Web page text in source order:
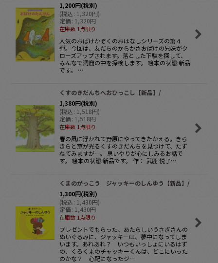
1,200円(税別)
(税込: 1,320円)
定価: 1,320円
在庫数 1点限り
人気のおばけかぞくのおはなしシリーズの第４
弾。今回は、友だちのからかさおばけの兄妹がク
ローズアップされます。落とした下駄を探して、
みんなで洞窟の中を探検します。 絵本の状態:新品
です。 …
くすのきだんちへおひっこし【新品】/
1,380円(税別)
(税込: 1,518円)
定価: 1,518円
在庫数 1点限り
春の風に浮かれて野原にやってきたかえる。きら
きらと窓が光るくすのきだんちを見つけて、たず
ねてみますが…。 思いやりが心にしみるお話で
す。 絵本の状態:新品です。 作： 武鹿 悦子…
くまのがっこう ジャッキーのしんゆう【新品】/
1,300円(税別)
(税込: 1,430円)
定価: 1,430円
在庫数 1点限り
プレゼントでもらった、あたらしいうさぎさんの
ぬいぐるみに、ジャッキーは、夢中になってしま
います。あれあれ？ いつもいっしょにいるはず
の、くろくまのチャッキーくんは、どこにいった
のかな？ 心配になったジ…